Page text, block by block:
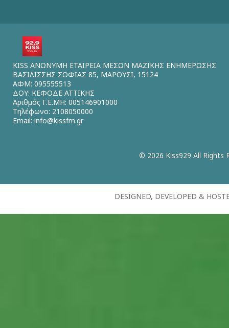
KISS ΑΝΩΝΥΜΗ ΕΤΑΙΡΕΙΑ ΜΕΣΩΝ ΜΑΖΙΚΗΣ ΕΝΗΜΕΡΩΣΗΣ
ΒΑΣΙΛΙΣΣΗΣ ΣΟΦΙΑΣ 85, ΜΑΡΟΥΣΙ, 15124
ΑΦΜ: 095555513
ΔΟΥ: ΚΕΦΟΔΕ ΑΤΤΙΚΗΣ
Αριθμός Γ.Ε.ΜΗ: 005146901000
Τηλέφωνο: 2108050000
Email: info@kissfm.gr
© 2026 Kiss929 All Rights
DESIGNED, DEVELOPED &